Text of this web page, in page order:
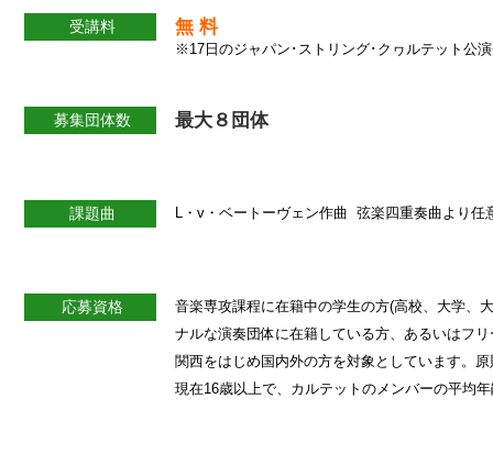
受講料 無 料
※17日のジャパン･ストリング･クヮルテット公演
募集団体数 最大８団体
課題曲 L・v・ベートーヴェン作曲 弦楽四重奏曲より任
応募資格
音楽専攻課程に在籍中の学生の方(高校、大学、
ナルな演奏団体に在籍している方、あるいはフ
関西をはじめ国内外の方を対象としています。原
現在16歳以上で、カルテットのメンバーの平均